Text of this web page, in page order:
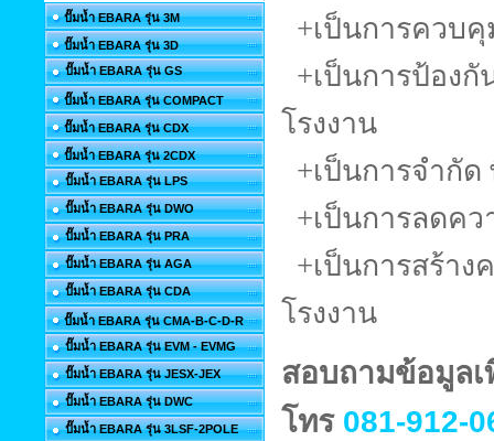
ปั๊มน้ำ EBARA รุ่น 3M
ปั๊มน้ำ EBARA รุ่น 3D
ปั๊มน้ำ EBARA รุ่น GS
ปั๊มน้ำ EBARA รุ่น COMPACT
ปั๊มน้ำ EBARA รุ่น CDX
ปั๊มน้ำ EBARA รุ่น 2CDX
ปั๊มน้ำ EBARA รุ่น LPS
ปั๊มน้ำ EBARA รุ่น DWO
ปั๊มน้ำ EBARA รุ่น PRA
ปั๊มน้ำ EBARA รุ่น AGA
ปั๊มน้ำ EBARA รุ่น CDA
ปั๊มน้ำ EBARA รุ่น CMA-B-C-D-R
ปั๊มน้ำ EBARA รุ่น EVM - EVMG
ปั๊มน้ำ EBARA รุ่น JESX-JEX
ปั๊มน้ำ EBARA รุ่น DWC
ปั๊มน้ำ EBARA รุ่น 3LSF-2POLE
+เป็นการควบ
+เป็นการป้อง
โรงงาน
+เป็นการจำกั
+เป็นการลดค
+เป็นการสร้า
โรงงาน
สอบถามข้อมูลเ
โทร 081-912-